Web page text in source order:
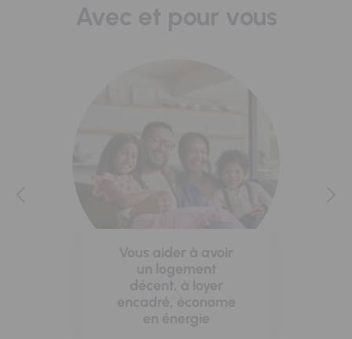
Avec et pour vous
Vous aider à avoir
un logement
décent, à loyer
encadré, économe
en énergie